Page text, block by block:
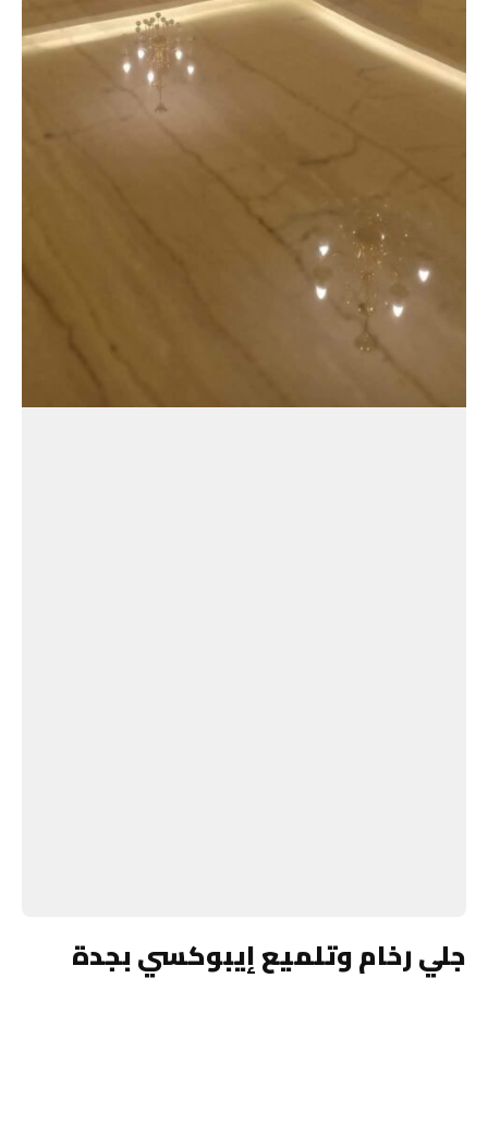
جلي رخام وتلميع إيبوكسي بجدة